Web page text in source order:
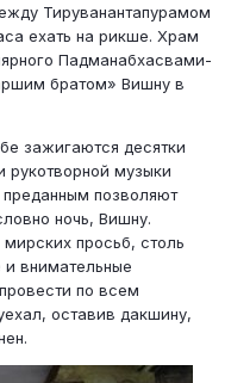
Тируванантапурамом
ехать на рикше. Храм
Падманабхасвами-
братом» Вишну в
зажигаются десятки
рукотворной музыки
преданным позволяют
ночь, Вишну.
просьб, столь
внимательные
по всем
оставив дакшину,